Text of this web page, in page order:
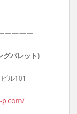
グパレット)
ル101
p.com/